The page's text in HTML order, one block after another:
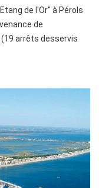
de l'Or" à Pérols
de
(19 arrêts desservis